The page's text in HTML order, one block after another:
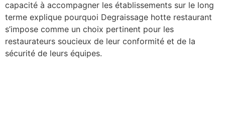
capacité à accompagner les établissements sur le long
terme explique pourquoi Degraissage hotte restaurant
s’impose comme un choix pertinent pour les
restaurateurs soucieux de leur conformité et de la
sécurité de leurs équipes.